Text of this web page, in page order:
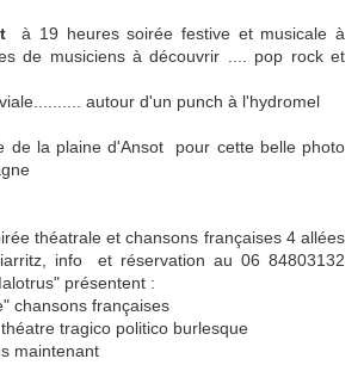
à 19 heures soirée festive et musicale à
de musiciens à découvrir .... pop rock et
autour d'un punch à l'hydromel
de la plaine d'Ansot pour cette belle photo
théatrale et chansons françaises 4 allées
info et réservation au 06 84803132
présentent :
chansons françaises
tragico politico burlesque
maintenant